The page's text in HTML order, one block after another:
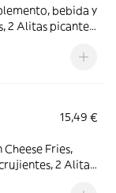
bebida y
2 Alitas picantes
15,49 €
Fries,
2 Alitas